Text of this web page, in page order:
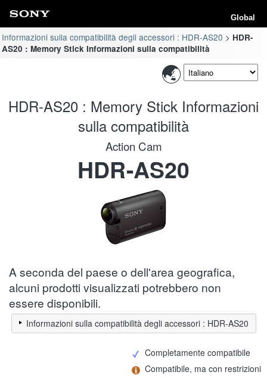
Global
Informazioni sulla compatibilità degli accessori : HDR-AS20
HDR-
AS20 : Memory Stick Informazioni sulla compatibilità
HDR-AS20 : Memory Stick Informazioni
sulla compatibilità
Action Cam
HDR-AS20
A seconda del paese o dell'area geografica,
alcuni prodotti visualizzati potrebbero non
essere disponibili.
Informazioni sulla compatibilità degli accessori : HDR-AS20
Completamente compatibile
Compatibile, ma con restrizioni